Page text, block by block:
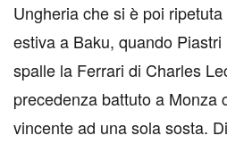
Ungheria che si è poi
estiva a Baku, quando
spalle la Ferrari di Charles
precedenza battuto a Monza
vincente ad una sola sosta.